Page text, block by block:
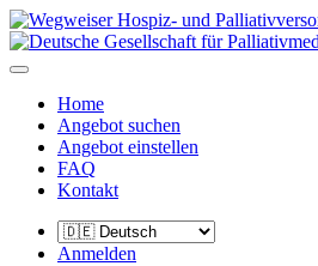
Home
Angebot suchen
Angebot einstellen
FAQ
Kontakt
Anmelden